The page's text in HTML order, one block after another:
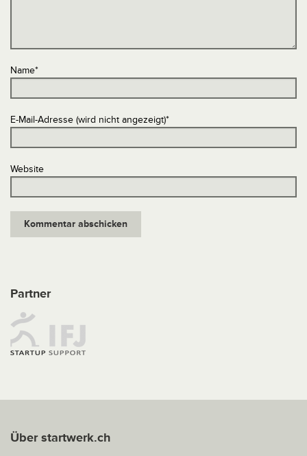
Name*
E-Mail-Adresse (wird nicht angezeigt)*
Website
Partner
Über startwerk.ch